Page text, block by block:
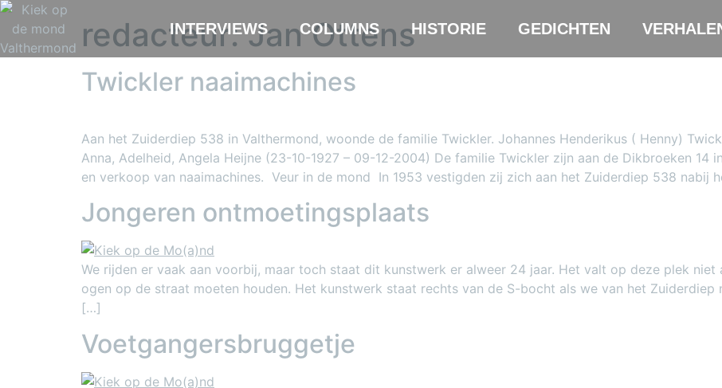
INTERVIEWS COLUMNS HISTORIE GEDICHTEN
redacteur:Jan Ottens
Twickler naaimachines
Aan het Zuiderdiep 538 in Valthermond, woonde de familie Twickler. Johannes Henderikus ( Henny)
Anna, Adelheid, Angela Heijne (23-10-1927 – 09-12-2004) De familie Twickler zijn aan de Dikbroeken 14
en verkoop van naaimachines. Veur in de mond In 1953 vestigden zij zich aan het Zuiderdiep 538 nabij
Jongeren ontmoetingsplaats
We rijden er vaak aan voorbij, maar toch staat dit kunstwerk er alweer 24 jaar. Het valt op deze plek
ogen op de straat moeten houden. Het kunstwerk staat rechts van de S-bocht als we van het Zuiderdiep
[…]
Voetgangersbruggetje